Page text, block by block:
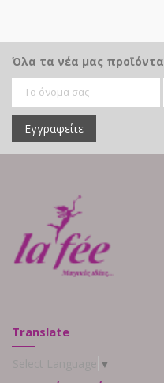
Όλα τα νέα μας προϊόντα
Εγγραφείτε
Translate
▼